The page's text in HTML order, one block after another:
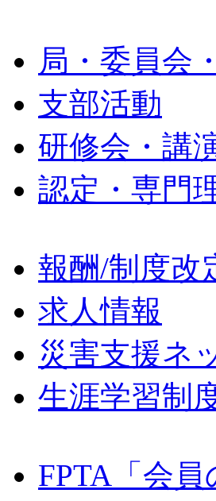
局・委員会
支部活動
研修会・講
認定・専門
報酬/制度改
求人情報
災害支援ネ
生涯学習制
FPTA「会